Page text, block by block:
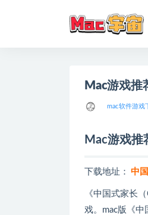
Mac游戏推
mac软件游戏
Mac游戏推
下载地址： 中
《中国式家长
戏。mac版《